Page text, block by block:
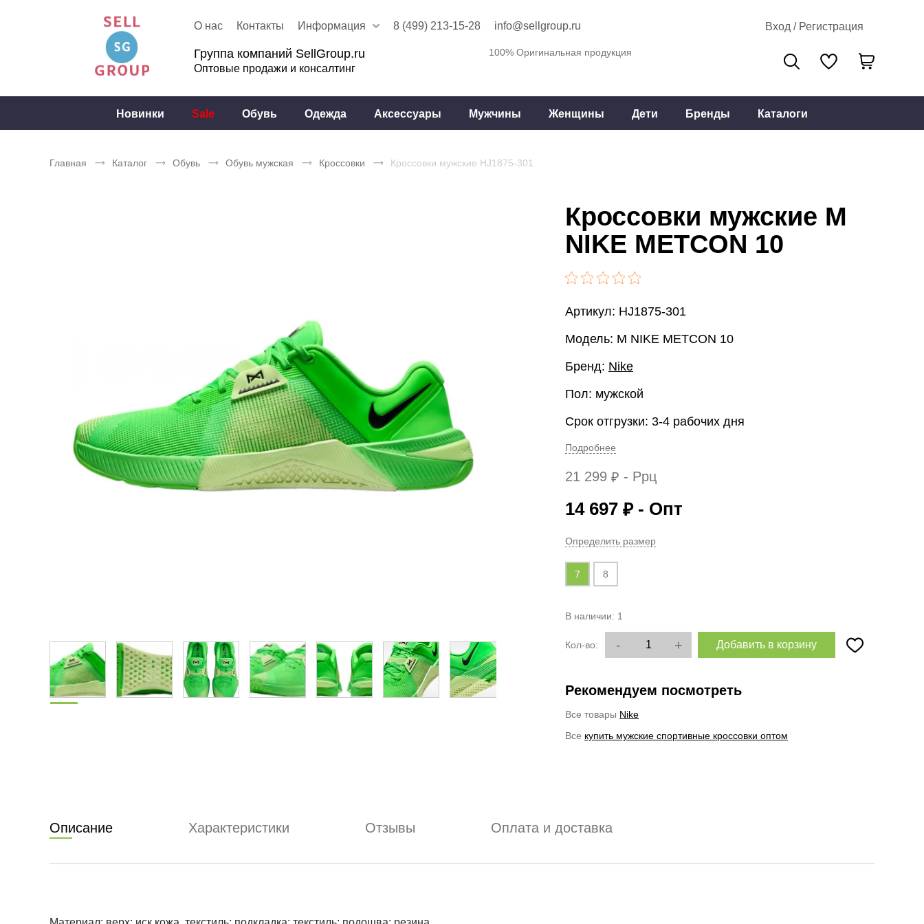
О нас Контакты Информация 8 (499) 213-15-28 info@sellgroup.ru Вход / Регистрация
Группа компаний SellGroup.ru
Оптовые продажи и консалтинг
100% Оригинальная продукция
Новинки Sale Обувь Одежда Аксессуары Мужчины Женщины Дети Бренды Каталоги
Главная Каталог Обувь Обувь мужская Кроссовки Кроссовки мужские HJ1875-301
Кроссовки мужские M
NIKE METCON 10
Артикул: HJ1875-301
Модель: M NIKE METCON 10
Бренд: Nike
Пол: мужской
Срок отгрузки: 3-4 рабочих дня
Подробнее
21 299 ₽ - Ррц
14 697 ₽- Опт
Определить размер
7 8
В наличии: 1
Кол-во: - + Добавить в корзину
Рекомендуем посмотреть
Все товары Nike
Все купить мужские спортивные кроссовки оптом
Описание Характеристики Отзывы Оплата и доставка